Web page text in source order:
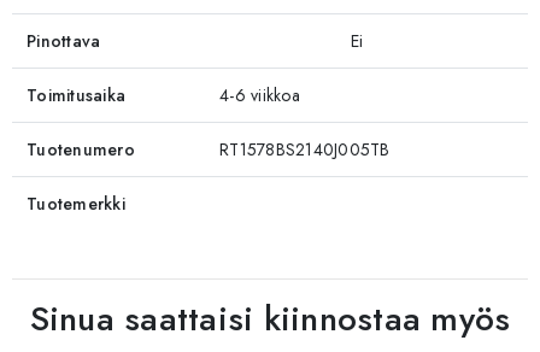
Pinottava Ei
Toimitusaika 4-6 viikkoa
Tuotenumero RT1578BS2140J005TB
Tuotemerkki
Sinua saattaisi kiinnostaa myös